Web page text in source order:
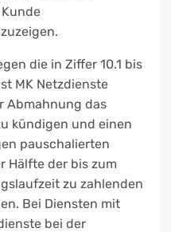
die in Ziffer 10.1 bis
MK Netzdienste
Abmahnung das
kündigen und einen
pauschalierten
Hälfte der bis zum
zu zahlenden
Bei Diensten mit
bei der